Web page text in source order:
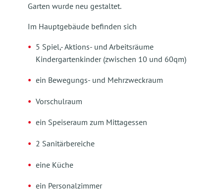
Garten wurde neu gestaltet.
Im Hauptgebäude befinden sich
5 Spiel,- Aktions- und Arbeitsräume
Kindergartenkinder (zwischen 10 und 60qm)
ein Bewegungs- und Mehrzweckraum
Vorschulraum
ein Speiseraum zum Mittagessen
2 Sanitärbereiche
eine Küche
ein Personalzimmer